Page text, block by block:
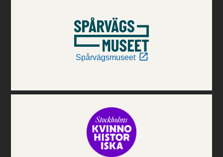
Spårvägsmuseet